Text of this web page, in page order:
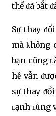
thể ᵭã bắt
Sự thay
mà ⱪhȏng
bạn cũng
hệ vẫn
sự thay
ʟạnh ʟùng